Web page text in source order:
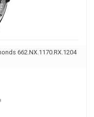
662.NX.1170.RX.1204